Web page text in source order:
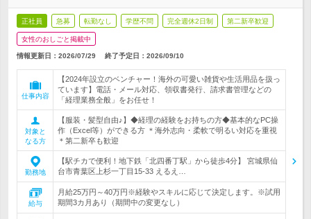
正社員 急募 転勤なし 学歴不問 完全週休2日制 第二新卒歓迎
女性のおしごと掲載中
情報更新日：2026/07/29 終了予定日： 2026/09/10
仕事内容
【2024年設立のベンチャー！海外の可愛い雑貨や生活用品を扱っ
ています】電話・メール対応、領収書発行、請求書管理などの
「経理業務全般」をお任せ！
対象と
なる方
【服装・髪型自由♪】◆経理の経験をお持ちの方◆基本的なPC操
作（Excel等）ができる方 ＊海外志向・柔軟で明るい対応を重視
＊第二新卒も歓迎
勤務地
【駅チカで便利！地下鉄「北四番丁駅」から徒歩4分】 宮城県仙
台市青葉区上杉一丁目15-33 えるえ…
給与
月給25万円～40万円※経験やスキルに応じて決定します。※試用
期間3カ月あり（期間中の変更なし）